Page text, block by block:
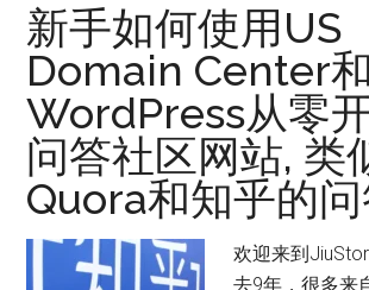
新手如何使用US
Domain Center和
WordPress从零
问答社区网站, 类
Quora和知乎的
欢迎来到
去9年，很多来